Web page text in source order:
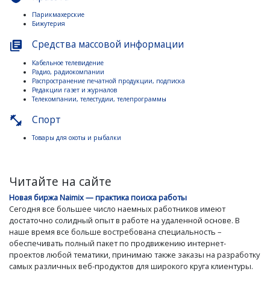
Парикмахерские
Бижутерия
library_books Средства массовой информации
Кабельное телевидение
Радио, радиокомпании
Распространение печатной продукции, подписка
Редакции газет и журналов
Телекомпании, телестудии, телепрограммы
fitness_center Спорт
Товары для охоты и рыбалки
Читайте на сайте
Новая биржа Naimix — практика поиска работы
Сегодня все большее число наемных работников имеют
достаточно солидный опыт в работе на удаленной основе. В
наше время все больше востребована специальность –
обеспечивать полный пакет по продвижению интернет-
проектов любой тематики, принимаю также заказы на разработку
самых различных веб-продуктов для широкого круга клиентуры.